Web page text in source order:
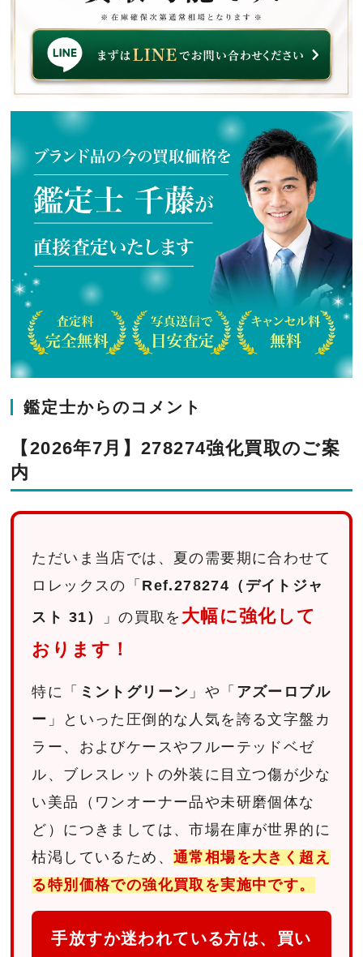
鑑定士からのコメント
【2026年7月】278274強化買取のご案
内
ただいま当店では、夏の需要期に合わせて
ロレックスの「 Ref.278274（デイトジャ
スト 31）
」の買取を 大幅に強化して
おります！
特に「 ミントグリーン 」や「 アズーロブル
ー 」といった圧倒的な人気を誇る文字盤カ
ラー、およびケースやフルーテッドベゼ
ル、ブレスレットの外装に目立つ傷が少な
い美品（ワンオーナー品や未研磨個体な
ど）につきましては、市場在庫が世界的に
枯渇しているため、通常相場を大きく超え
る特別価格での強化買取を実施中です。
手放すか迷われている方は、買い